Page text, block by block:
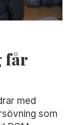
får
med
som